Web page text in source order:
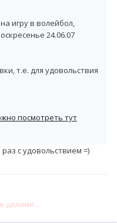
игру в волейбол,
24.06.07
т.е. для удовольствия
посмотреть тут
с удовольствием =)
делами...